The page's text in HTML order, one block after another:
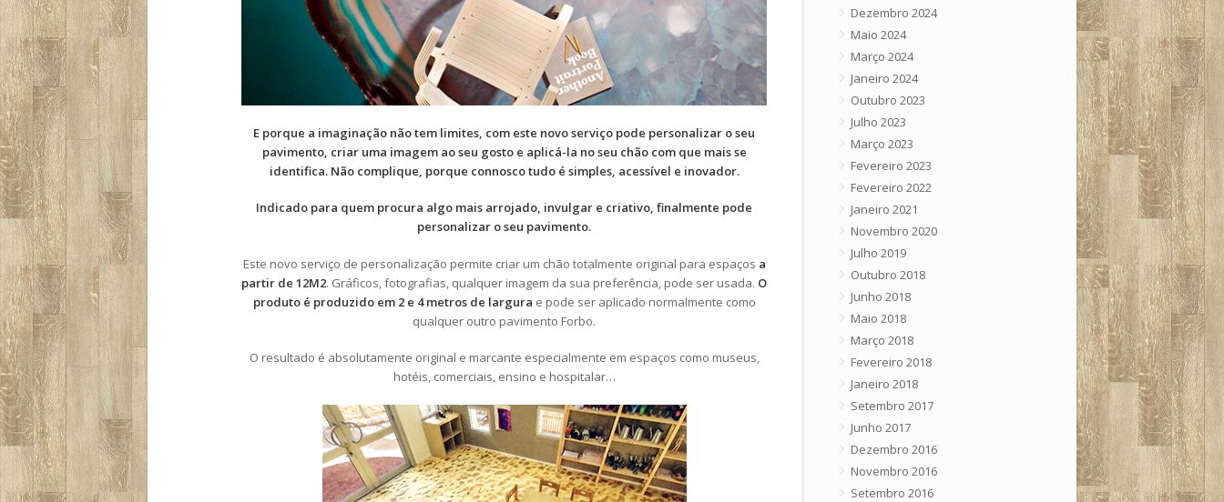
E porque a imaginação não tem limites, com este novo serviço pode personalizar o seu
pavimento, criar uma imagem ao seu gosto e aplicá-la no seu chão com que mais se
identifica. Não complique, porque connosco tudo é simples, acessível e inovador.
Indicado para quem procura algo mais arrojado, invulgar e criativo, finalmente pode
personalizar o seu pavimento.
Este novo serviço de personalização permite criar um chão totalmente original para espaços a
partir de 12M2. Gráficos, fotografias, qualquer imagem da sua preferência, pode ser usada. O
produto é produzido em 2 e 4 metros de largura e pode ser aplicado normalmente como
qualquer outro pavimento Forbo.
O resultado é absolutamente original e marcante especialmente em espaços como museus,
hotéis, comerciais, ensino e hospitalar…
Dezembro 2024
Maio 2024
Março 2024
Janeiro 2024
Outubro 2023
Julho 2023
Março 2023
Fevereiro 2023
Fevereiro 2022
Janeiro 2021
Novembro 2020
Julho 2019
Outubro 2018
Junho 2018
Maio 2018
Março 2018
Fevereiro 2018
Janeiro 2018
Setembro 2017
Junho 2017
Dezembro 2016
Novembro 2016
Setembro 2016